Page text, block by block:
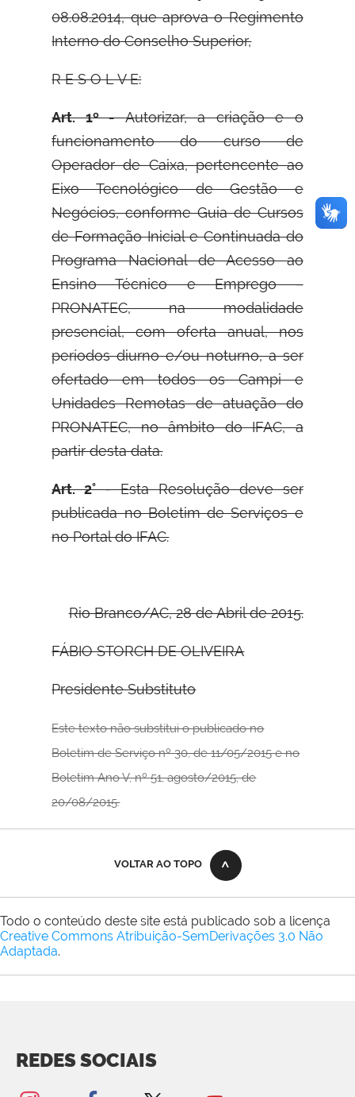
08.08.2014, que aprova o Regimento
Interno do Conselho Superior,
R E S O L V E:
Art. 1º -Autorizar, a criação e o
funcionamento do curso de
Operador de Caixa, pertencente ao
Eixo Tecnológico de Gestão e
Negócios, conforme Guia de Cursos
de Formação Inicial e Continuada do
Programa Nacional de Acesso ao
Ensino Técnico e Emprego –
PRONATEC, na modalidade
presencial, com oferta anual, nos
períodos diurno e/ou noturno, a ser
ofertado em todos os Campi e
Unidades Remotas de atuação do
PRONATEC, no âmbito do IFAC, a
partir desta data.
Art. 2°- Esta Resolução deve ser
publicada no Boletim de Serviços e
no Portal do IFAC.
Rio Branco/AC, 28 de Abril de 2015.
FÁBIO STORCH DE OLIVEIRA
Presidente Substituto
Este texto não substitui o publicado no
Boletim de Serviço nº 30, de 11/05/2015e no
Boletim Ano V, nº 51, agosto/2015, de
20/08/2015.
VOLTAR AO TOPO
Todo o conteúdo deste site está publicado sob a licença
Creative Commons Atribuição-SemDerivações 3.0 Não
Adaptada.
REDES SOCIAIS